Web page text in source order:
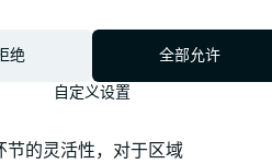
结构也出现了较为明显
表现相对活跃的生鲜电
租赁市场的需求减弱。
置社区型、靠近终端门
，以提升自身在“最后
节的灵活性，对于区域
绝
全部允许
自定义设置